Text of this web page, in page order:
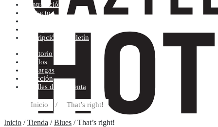
Contratación
Contacto
Suscripción al boletín
Escritorio
Pedidos
Descargas
Dirección
Detalles de la cuenta
Inicio / That’s right!
Inicio /Tienda /Blues / That’s right!